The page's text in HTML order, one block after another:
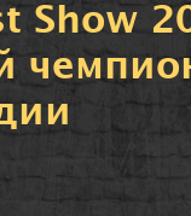
Show